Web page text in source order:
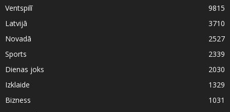
Ventspilī
9815
Latvijā
3710
Novadā
2527
Sports
2339
Dienas joks
2030
Izklaide
1329
Bizness
1031